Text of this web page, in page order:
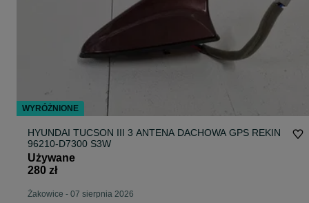
HYUNDAI TUCSON III 3 ANTENA DACHOWA GPS REKIN
96210-D7300 S3W
Używane
280 zł
Żakowice - 07 sierpnia 2026
WYRÓŻNIONE